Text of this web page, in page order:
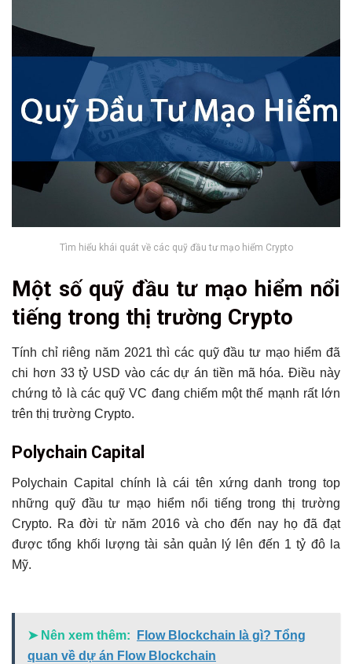
Tìm hiểu khái quát về các quỹ đầu tư mạo hiểm Crypto
Một số quỹ đầu tư mạo hiểm nổi
tiếng trong thị trường Crypto
Tính chỉ riêng năm 2021 thì các quỹ đầu tư mạo hiểm đã
chi hơn 33 tỷ USD vào các dự án tiền mã hóa. Điều này
chứng tỏ là các quỹ VC đang chiếm một thế mạnh rất lớn
trên thị trường Crypto.
Polychain Capital
Polychain Capital chính là cái tên xứng danh trong top
những quỹ đầu tư mạo hiểm nổi tiếng trong thị trường
Crypto. Ra đời từ năm 2016 và cho đến nay họ đã đạt
được tổng khối lượng tài sản quản lý lên đến 1 tỷ đô la
Mỹ.
➤ Nên xem thêm:
Flow Blockchain là gì? Tổng
quan về dự án Flow Blockchain